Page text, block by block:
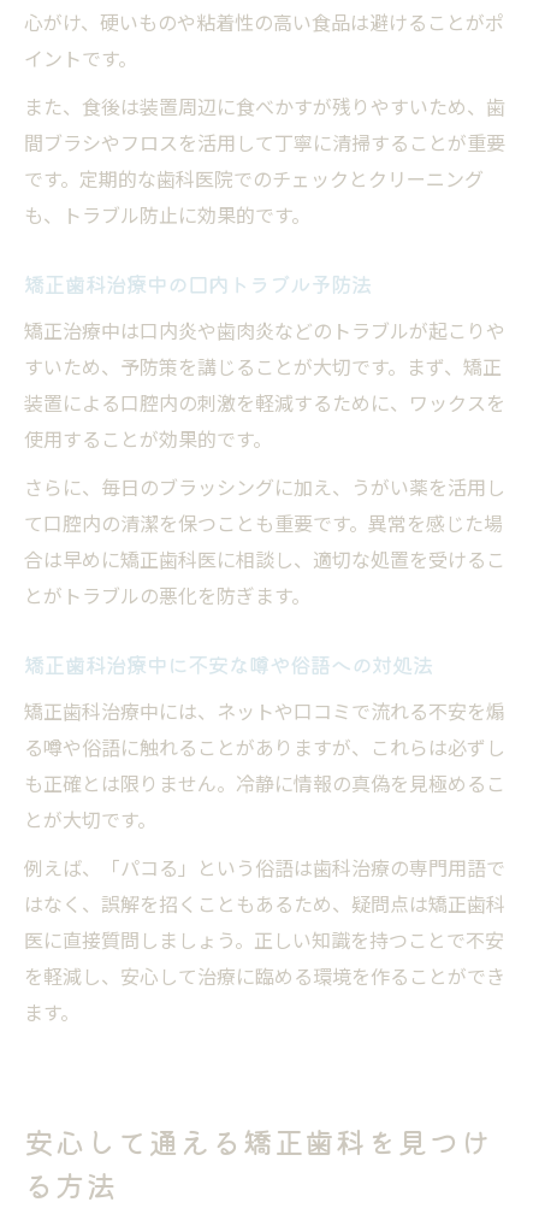
心がけ、硬いものや粘着性の高い食品は避けることがポ
イントです。
また、食後は装置周辺に食べかすが残りやすいため、歯
間ブラシやフロスを活用して丁寧に清掃することが重要
です。定期的な歯科医院でのチェックとクリーニング
も、トラブル防止に効果的です。
矯正歯科治療中の口内トラブル予防法
矯正治療中は口内炎や歯肉炎などのトラブルが起こりや
すいため、予防策を講じることが大切です。まず、矯正
装置による口腔内の刺激を軽減するために、ワックスを
使用することが効果的です。
さらに、毎日のブラッシングに加え、うがい薬を活用し
て口腔内の清潔を保つことも重要です。異常を感じた場
合は早めに矯正歯科医に相談し、適切な処置を受けるこ
とがトラブルの悪化を防ぎます。
矯正歯科治療中に不安な噂や俗語への対処法
矯正歯科治療中には、ネットや口コミで流れる不安を煽
る噂や俗語に触れることがありますが、これらは必ずし
も正確とは限りません。冷静に情報の真偽を見極めるこ
とが大切です。
例えば、「パコる」という俗語は歯科治療の専門用語で
はなく、誤解を招くこともあるため、疑問点は矯正歯科
医に直接質問しましょう。正しい知識を持つことで不安
を軽減し、安心して治療に臨める環境を作ることができ
ます。
安心して通える矯正歯科を見つけ
る方法